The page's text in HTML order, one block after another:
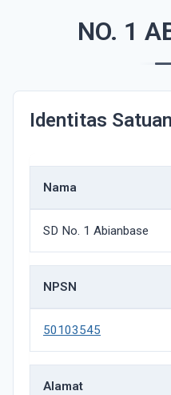
NO. 1
Identitas
Nama
SD No. 1 Abianbase
NPSN
50103545
Alamat